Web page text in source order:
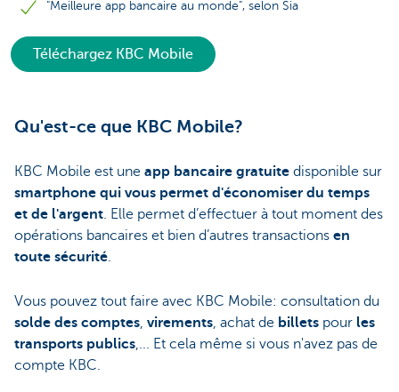
"Meilleure app bancaire au monde", selon Sia
Téléchargez KBC Mobile
Qu'est-ce que KBC Mobile?
KBC Mobile est une app bancaire gratuite disponible sur
smartphone qui vous permet d'économiser du temps
et de l'argent. Elle permet d’effectuer à tout moment des
opérations bancaires et bien d’autres transactions en
toute sécurité.
Vous pouvez tout faire avec KBC Mobile: consultation du
solde des comptes, virements, achat de billets pour les
transports publics,... Et cela même si vous n'avez pas de
compte KBC.